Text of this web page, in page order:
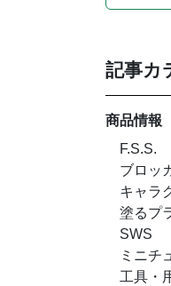
記事カ
商品情報
F.S.S.
ブロッ
キャラ
塗るプ
SWS
ミニチ
工具・